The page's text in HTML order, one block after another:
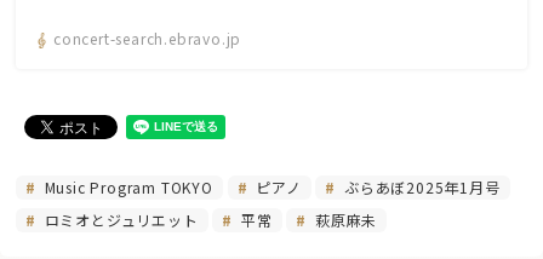
concert-search.ebravo.jp
Music Program TOKYO ピアノ
ぶらあぼ2025年1月号
ロミオとジュリエット
平常 萩原麻未